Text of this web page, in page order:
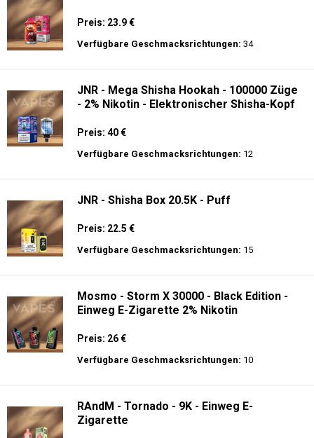
Preis: 23.9 €
Verfügbare Geschmacksrichtungen: 34
JNR - Mega Shisha Hookah - 100000 Züge
- 2% Nikotin - Elektronischer Shisha-Kopf
Preis: 40 €
Verfügbare Geschmacksrichtungen: 12
JNR - Shisha Box 20.5K - Puff
Preis: 22.5 €
Verfügbare Geschmacksrichtungen: 15
Mosmo - Storm X 30000 - Black Edition -
Einweg E-Zigarette 2% Nikotin
Preis: 26 €
Verfügbare Geschmacksrichtungen: 10
RAndM - Tornado - 9K - Einweg E-
Zigarette